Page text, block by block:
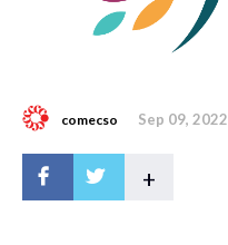
comecso Sep 09, 2022
+